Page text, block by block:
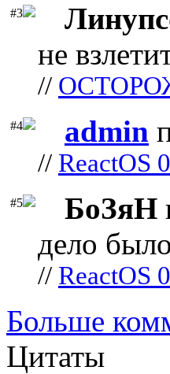
#3
не
//
#4 admin
// ReactOS
#5 БоЗяН
дело
// ReactOS
Больше
Цитаты